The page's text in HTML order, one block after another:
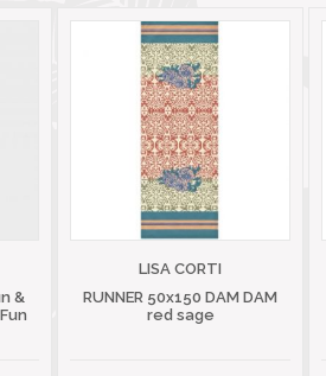
&
LISA CORTI
RUNNER 50x150 DAM DAM
red sage